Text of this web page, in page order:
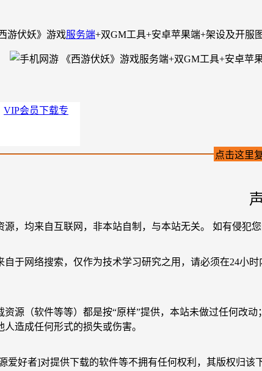
游伏妖》游戏服务端+双GM工具+安卓苹果端+架设及开服
VIP会员下载专
点击这里
，均来自互联网，非本站自制，与本站无关。 如有侵犯
于网络搜索，仅作为技术学习研究之用，请必须在24小
源（软件等等）都是按“原样”提供，本站未做过任何改
造成任何形式的损失或伤害。
爱好者]对提供下载的软件等不拥有任何权利，其版权归该